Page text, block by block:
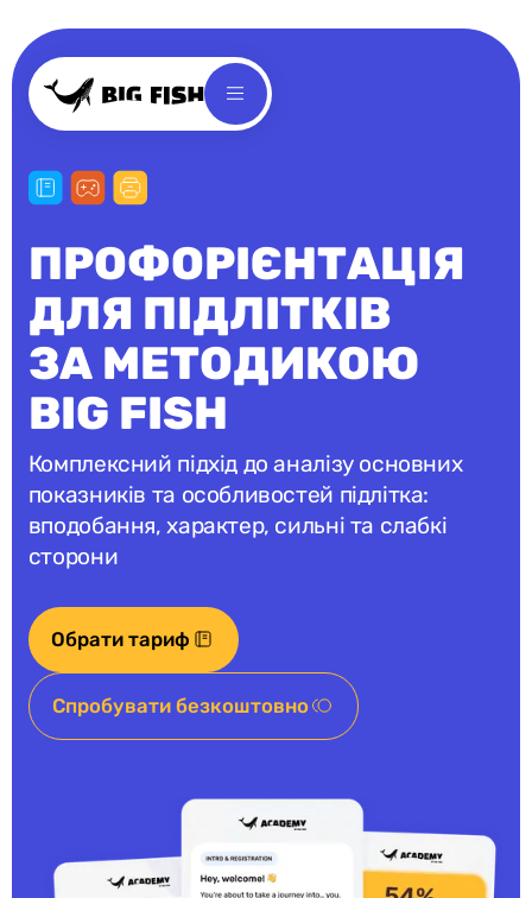
ПРОФОРІЄНТАЦІЯ
ДЛЯ ПІДЛІТКІВ
ЗА МЕТОДИКОЮ
BIG FISH
Комплексний підхід до аналізу основних
показників та особливостей підлітка:
вподобання, характер, сильні та слабкі
сторони
Обрати тариф
Спробувати безкоштовно